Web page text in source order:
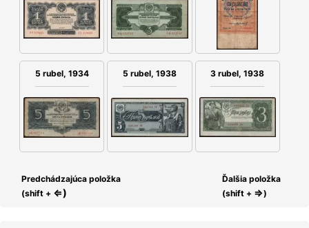
5 rubel, 1934 5 rubel, 1938 3 rubel, 1938
Predchádzajúca položka
(shift + ⇐)
Ďalšia položka
(shift + ⇒)